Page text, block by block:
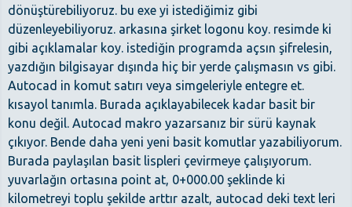
dönüştürebiliyoruz. bu exe yi istediğimiz gibi
düzenleyebiliyoruz. arkasına şirket logonu koy. resimde ki
gibi açıklamalar koy. istediğin programda açsın şifrelesin,
yazdığın bilgisayar dışında hiç bir yerde çalışmasın vs gibi.
Autocad in komut satırı veya simgeleriyle entegre et.
kısayol tanımla. Burada açıklayabilecek kadar basit bir
konu değil. Autocad makro yazarsanız bir sürü kaynak
çıkıyor. Bende daha yeni yeni basit komutlar yazabiliyorum.
Burada paylaşılan basit lispleri çevirmeye çalışıyorum.
yuvarlağın ortasına point at, 0+000.00 şeklinde ki
kilometreyi toplu şekilde arttır azalt, autocad deki text leri